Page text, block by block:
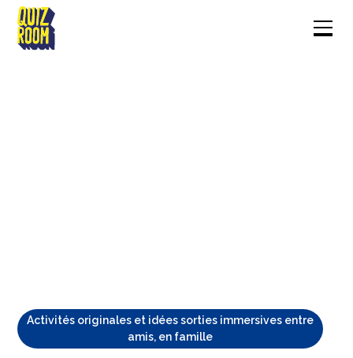
Activités originales et idées sorties immersives entre
amis, en famille